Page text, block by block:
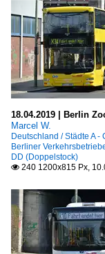
18.04.2019 | Berlin
Marcel W.
Deutschland / Städte A -
Berliner
DD (Doppelstock)
 240 1200x815 Px,